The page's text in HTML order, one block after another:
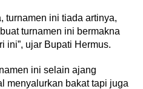
turnamen ini tiada artinya,
turnamen ini bermakna
ini”, ujar Bupati Hermus.
ini selain ajang
menyalurkan bakat tapi juga